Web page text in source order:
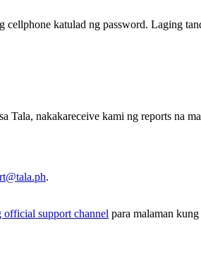
katulad ng password. Laging
Tala, nakakareceive kami ng reports na
.
official support channel para malaman